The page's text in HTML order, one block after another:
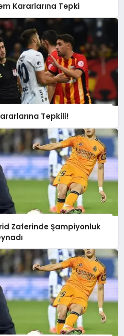
Kararlarına Tepki
Tepkili!
Zaferinde Şampiyonluk